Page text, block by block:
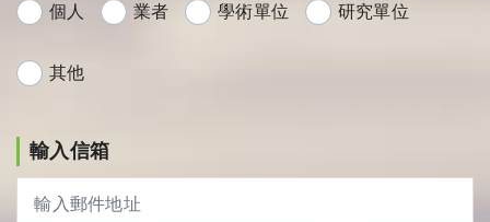
個人 業者 學術單位 研究單位
其他
輸入信箱